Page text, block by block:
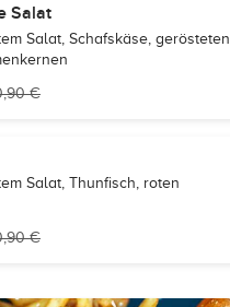
Salat
Salat, Schafskäse, gerösteten
€
Salat, Thunfisch, roten
€